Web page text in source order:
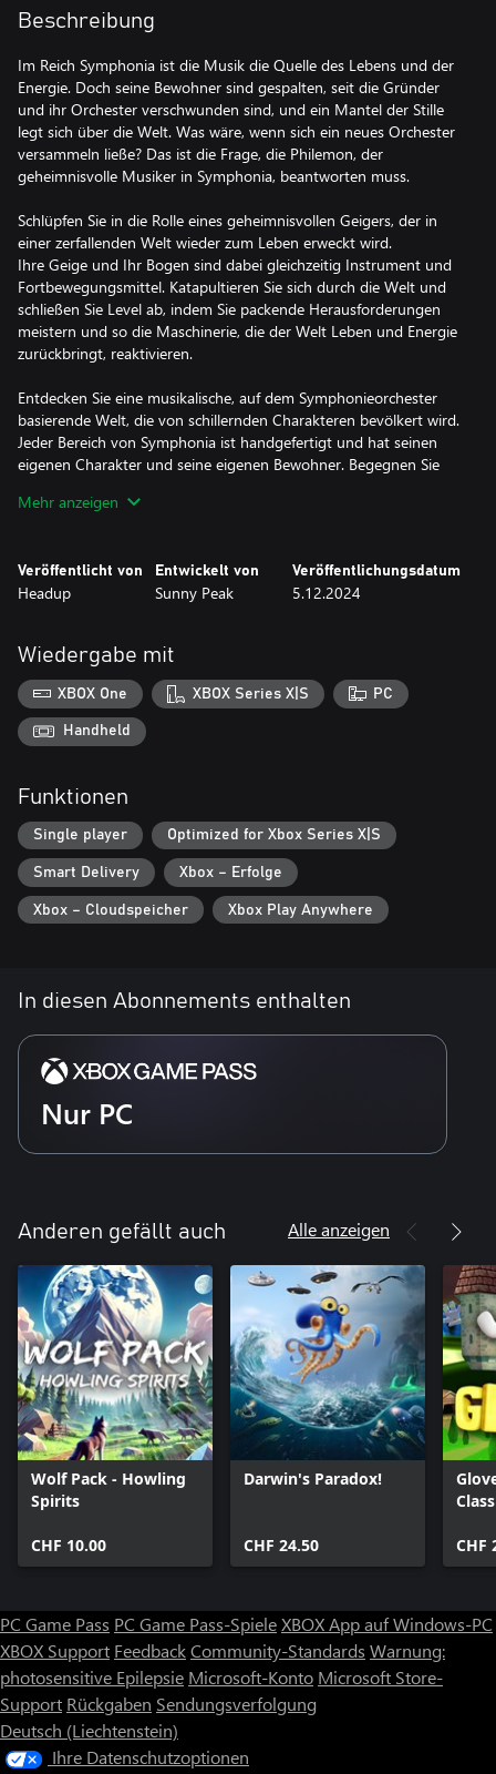
Beschreibung
Im Reich Symphonia ist die Musik die Quelle des Lebens und der
Energie. Doch seine Bewohner sind gespalten, seit die Gründer
und ihr Orchester verschwunden sind, und ein Mantel der Stille
legt sich über die Welt. Was wäre, wenn sich ein neues Orchester
versammeln ließe? Das ist die Frage, die Philemon, der
geheimnisvolle Musiker in Symphonia, beantworten muss.
Schlüpfen Sie in die Rolle eines geheimnisvollen Geigers, der in
einer zerfallenden Welt wieder zum Leben erweckt wird.
Ihre Geige und Ihr Bogen sind dabei gleichzeitig Instrument und
Fortbewegungsmittel. Katapultieren Sie sich durch die Welt und
schließen Sie Level ab, indem Sie packende Herausforderungen
meistern und so die Maschinerie, die der Welt Leben und Energie
zurückbringt, reaktivieren.
Entdecken Sie eine musikalische, auf dem Symphonieorchester
basierende Welt, die von schillernden Charakteren bevölkert wird.
Jeder Bereich von Symphonia ist handgefertigt und hat seinen
eigenen Charakter und seine eigenen Bewohner. Begegnen Sie
Erleben Sie das Scoring Orchestra Paris mit einer Darbietung, die
exklusiv für Symphonia aufgenommen und vom Komponisten
mitreißende Konzerte, bei denen jeweils eine Instrumentenfamilie
– Streicher, Blechbläser und Holzbläser – im Vordergrund steht.
Erkunden Sie, springen Sie, spielen Sie Geige und versammeln Sie
Musiker. Erwecken Sie Symphonia.
• Erleben und meistern Sie mithilfe von Philemons Fähigkeiten
fantastische Herausforderungen.
• Entdecken Sie diverse Umgebungen, die Musik und Maschinerie
verknüpfen.
• Spielen Sie Geige, um Level-Elemente zu aktivieren und dem
Reich Leben einzuhauchen.
• Versammeln Sie musikalische Virtuosen, um atemberaubende
Mehr anzeigen
Veröffentlicht von
Headup
Entwickelt von
Sunny Peak
Veröffentlichungsdatum
5.12.2024
Wiedergabe mit
XBOX One XBOX Series X|S PC
Handheld
Funktionen
Single player Optimized for Xbox Series X|S
Smart Delivery Xbox – Erfolge
Xbox – Cloudspeicher Xbox Play Anywhere
In diesen Abonnements enthalten
Nur PC
Anderen gefällt auch Alle anzeigen
Wolf Pack - Howling
Spirits
CHF 10.00
Darwin's Paradox!
CHF 24.50 CHF
PC Game Pass PC Game Pass-SpieleXBOX App auf Windows-PC
XBOX Support FeedbackCommunity-Standards Warnung:
photosensitive Epilepsie Microsoft-Konto Microsoft Store-
Support Rückgaben Sendungsverfolgung
Deutsch (Liechtenstein)
Ihre Datenschutzoptionen